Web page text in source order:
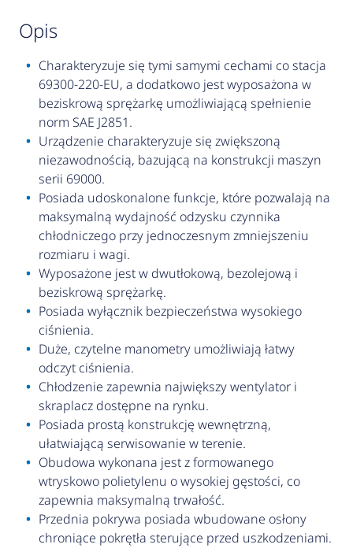
opis
Charakteryzuje się tymi samymi cechami co stacja
69300-220-EU, a dodatkowo jest wyposażona w
beziskrową sprężarkę umożliwiającą spełnienie
norm SAE J2851.
Urządzenie charakteryzuje się zwiększoną
niezawodnością, bazującą na konstrukcji maszyn
serii 69000.
Posiada udoskonalone funkcje, które pozwalają na
maksymalną wydajność odzysku czynnika
chłodniczego przy jednoczesnym zmniejszeniu
rozmiaru i wagi.
Wyposażone jest w dwutłokową, bezolejową i
beziskrową sprężarkę.
Posiada wyłącznik bezpieczeństwa wysokiego
ciśnienia.
Duże, czytelne manometry umożliwiają łatwy
odczyt ciśnienia.
Chłodzenie zapewnia największy wentylator i
skraplacz dostępne na rynku.
Posiada prostą konstrukcję wewnętrzną,
ułatwiającą serwisowanie w terenie.
Obudowa wykonana jest z formowanego
wtryskowo polietylenu o wysokiej gęstości, co
zapewnia maksymalną trwałość.
Przednia pokrywa posiada wbudowane osłony
chroniące pokrętła sterujące przed uszkodzeniami.